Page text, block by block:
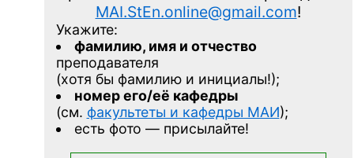
MAI.StEn.online@gmail.com!
Укажите:
фамилию, имя и отчество
преподавателя
(хотя бы фамилию и инициалы!);
номер его/её кафедры
(см. факультеты и кафедры МАИ);
есть фото — присылайте!